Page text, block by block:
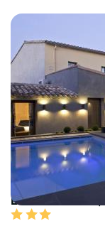
LOGIS HOTELS